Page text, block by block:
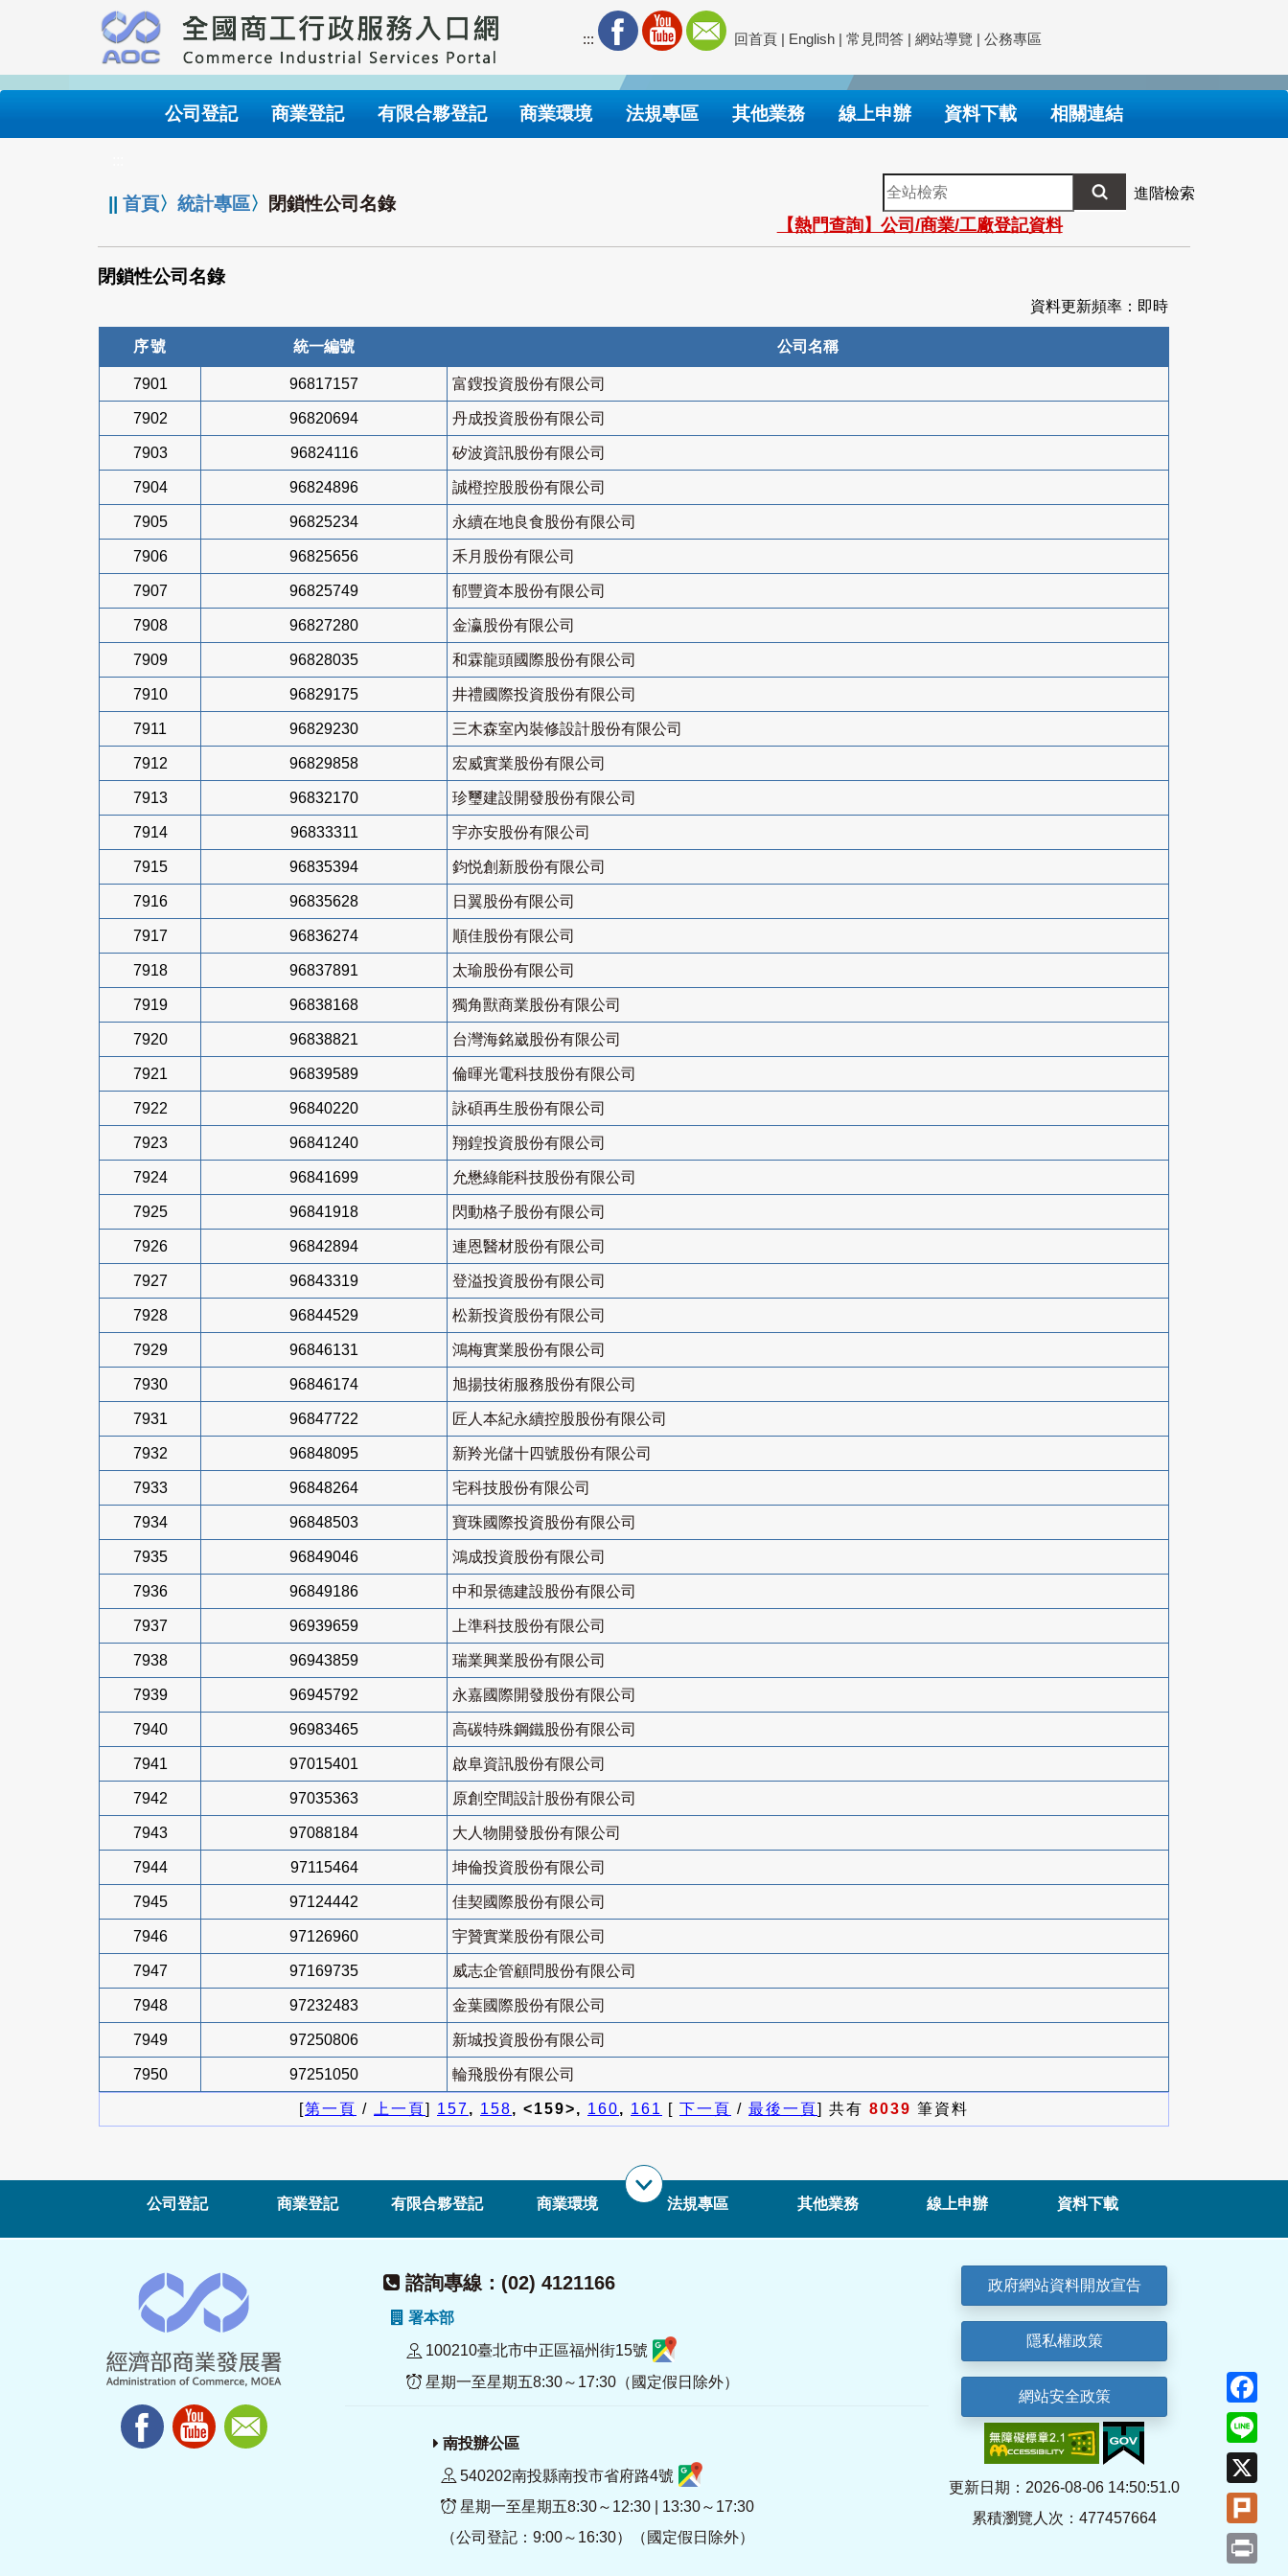
要
內
::: 回首頁 | English | 常見問答 | 網站導覽 | 公務專區
公司登記 商業登記 有限合夥登記 商業環境 法規專區 其他業務 線上申辦 資料下載 相關連結
||首頁〉統計專區〉 閉鎖性公司名錄
全
站
檢
索
進階檢索
【熱門查詢】公司/商業/工廠登記資料
閉鎖性公司名錄
資料更新頻率：即時
序號 統一編號 公司名稱
7901 96817157 富鎪投資股份有限公司
7902 96820694 丹成投資股份有限公司
7903 96824116 矽波資訊股份有限公司
7904 96824896 誠橙控股股份有限公司
7905 96825234 永續在地良食股份有限公司
7906 96825656 禾月股份有限公司
7907 96825749 郁豐資本股份有限公司
7908 96827280 金瀛股份有限公司
7909 96828035 和霖龍頭國際股份有限公司
7910 96829175 井禮國際投資股份有限公司
7911 96829230 三木森室內裝修設計股份有限公司
7912 96829858 宏威實業股份有限公司
7913 96832170 珍璽建設開發股份有限公司
7914 96833311 宇亦安股份有限公司
7915 96835394 鈞悦創新股份有限公司
7916 96835628 日翼股份有限公司
7917 96836274 順佳股份有限公司
7918 96837891 太瑜股份有限公司
7919 96838168 獨角獸商業股份有限公司
7920 96838821 台灣海銘崴股份有限公司
7921 96839589 倫暉光電科技股份有限公司
7922 96840220 詠碩再生股份有限公司
7923 96841240 翔鍠投資股份有限公司
7924 96841699 允懋綠能科技股份有限公司
7925 96841918 閃動格子股份有限公司
7926 96842894 連恩醫材股份有限公司
7927 96843319 登溢投資股份有限公司
7928 96844529 松新投資股份有限公司
7929 96846131 鴻梅實業股份有限公司
7930 96846174 旭揚技術服務股份有限公司
7931 96847722 匠人本紀永續控股股份有限公司
7932 96848095 新羚光儲十四號股份有限公司
7933 96848264 宅科技股份有限公司
7934 96848503 寶珠國際投資股份有限公司
7935 96849046 鴻成投資股份有限公司
7936 96849186 中和景德建設股份有限公司
7937 96939659 上準科技股份有限公司
7938 96943859 瑞業興業股份有限公司
7939 96945792 永嘉國際開發股份有限公司
7940 96983465 高碳特殊鋼鐵股份有限公司
7941 97015401 啟阜資訊股份有限公司
7942 97035363 原創空間設計股份有限公司
7943 97088184 大人物開發股份有限公司
7944 97115464 坤倫投資股份有限公司
7945 97124442 佳契國際股份有限公司
7946 97126960 宇贊實業股份有限公司
7947 97169735 威志企管顧問股份有限公司
7948 97232483 金葉國際股份有限公司
7949 97250806 新城投資股份有限公司
7950 97251050 輪飛股份有限公司
[第一頁 / 上一頁] 157, 158, <159>, 160, 161 [ 下一頁 / 最後一頁] 共有 8039 筆資料
公司登記 商業登記 有限合夥登記 商業環境 法規專區 其他業務 線上申辦 資料下載
諮詢專線：(02) 4121166
署本部
100210臺北市中正區福州街15號
星期一至星期五8:30～17:30（國定假日除外）
南投辦公區
540202南投縣南投市省府路4號
星期一至星期五8:30～12:30 | 13:30～17:30
（公司登記：9:00～16:30）（國定假日除外）
政府網站資料開放宣告
隱私權政策
網站安全政策
更新日期：2026-08-06 14:50:51.0
累積瀏覽人次：477457664